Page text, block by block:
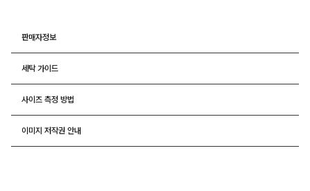
판매자정보
세탁 가이드
사이즈 측정 방법
이미지 저작권 안내